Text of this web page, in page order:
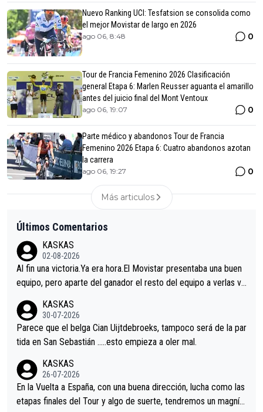
Nuevo Ranking UCI: Tesfatsion se consolida como
el mejor Movistar de largo en 2026
ago 06, 8:48 0
Tour de Francia Femenino 2026 Clasificación
general Etapa 6: Marlen Reusser aguanta el amarillo
antes del juicio final del Mont Ventoux
ago 06, 19:07 0
Parte médico y abandonos Tour de Francia
Femenino 2026 Etapa 6: Cuatro abandonos azotan
la carrera
ago 06, 19:27 0
Más articulos
Últimos Comentarios
KASKAS
02-08-2026
Al fin una victoria.Ya era hora.El Movistar presentaba una buen
equipo, pero aparte del ganador el resto del equipo a verlas ve
s.La única buena noticia es la mejoría de Enric Más en San Seb
astian.Si en la Vuelta a Burgos sigue la mejoría, podríamos ten
er alguna sorpresa en la Vuelta.Ojalá.
KASKAS
30-07-2026
Parece que el belga Cian Uijtdebroeks, tampoco será de la par
tida en San Sebastián …..esto empieza a oler mal.
KASKAS
26-07-2026
En la Vuelta a España, con una buena dirección, lucha como las
etapas finales del Tour y algo de suerte, tendremos un magnífi